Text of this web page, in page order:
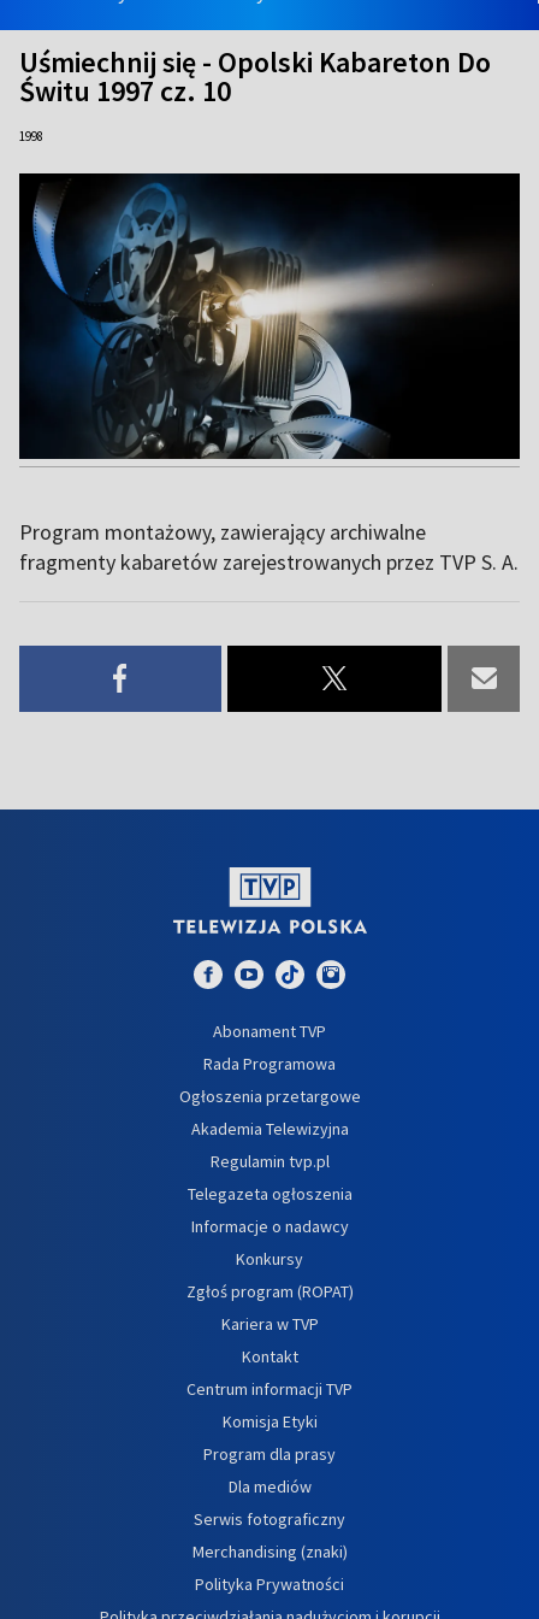
Uśmiechnij się - Opolski Kabareton Do
Świtu 1997 cz. 10
1998
Program montażowy, zawierający archiwalne
fragmenty kabaretów zarejestrowanych przez TVP S. A.
Abonament TVP
Rada Programowa
Ogłoszenia przetargowe
Akademia Telewizyjna
Regulamin tvp.pl
Telegazeta ogłoszenia
Informacje o nadawcy
Konkursy
Zgłoś program (ROPAT)
Kariera w TVP
Kontakt
Centrum informacji TVP
Komisja Etyki
Program dla prasy
Dla mediów
Serwis fotograficzny
Merchandising (znaki)
Polityka Prywatności